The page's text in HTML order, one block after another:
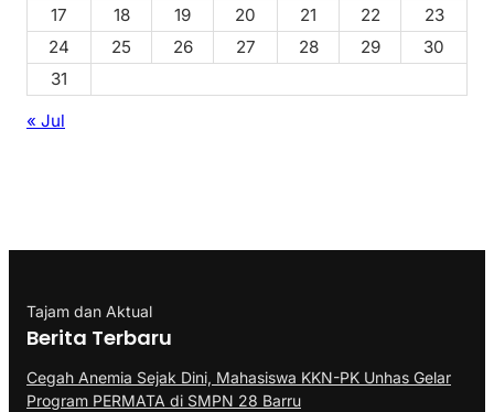
17
18 19 20 21 22
23
24
25 26 27 28 29
30
31
« Jul
Tajam dan Aktual
Berita Terbaru
Cegah Anemia Sejak Dini, Mahasiswa KKN-PK Unhas Gelar
Program PERMATA di SMPN 28 Barru